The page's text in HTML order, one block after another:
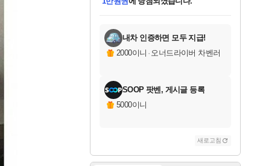
교환.
당첨되셨습니다.
당첨되셨습니다.
당첨되셨습니다.
미오몬도님께서엘든 링 밤의 통치자
당첨되셨습니다.
당첨되셨습니다.
당첨되셨습니다.
당첨되셨습니다.
에디션 (스팀코드)를 교환.
당첨되셨습니다.
내차 인증하면 모두 지급!
2000이니 · 오너드라이버 차벤러
SOOP 팟벤, 게시글 등록
5000이니
새로고침